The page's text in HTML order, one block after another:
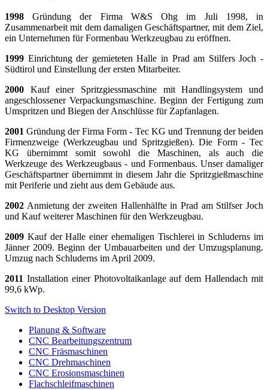
1998 Gründung der Firma W&S Ohg im Juli 1998, in
Zusammenarbeit mit dem damaligen Geschäftspartner, mit dem Ziel,
ein Unternehmen für Formenbau Werkzeugbau zu eröffnen.
1999 Einrichtung der gemieteten Halle in Prad am Stilfers Joch -
Südtirol und Einstellung der ersten Mitarbeiter.
2000 Kauf einer Spritzgiessmaschine mit Handlingsystem und
angeschlossener Verpackungsmaschine. Beginn der Fertigung zum
Umspritzen und Biegen der Anschlüsse für Zapfanlagen.
2001 Gründung der Firma Form - Tec KG und Trennung der beiden
Firmenzweige (Werkzeugbau und Spritzgießen). Die Form - Tec
KG übernimmt somit sowohl die Maschinen, als auch die
Werkzeuge des Werkzeugbaus - und Formenbaus. Unser damaliger
Geschäftspartner übernimmt in diesem Jahr die Spritzgießmaschine
mit Periferie und zieht aus dem Gebäude aus.
2002 Anmietung der zweiten Hallenhälfte in Prad am Stilfser Joch
und Kauf weiterer Maschinen für den Werkzeugbau.
2009 Kauf der Halle einer ehemaligen Tischlerei in Schluderns im
Jänner 2009. Beginn der Umbauarbeiten und der Umzugsplanung.
Umzug nach Schluderns im April 2009.
2011 Installation einer Photovoltaikanlage auf dem Hallendach mit
99,6 kWp.
Switch to Desktop Version
Planung & Software
CNC Bearbeitungszentrum
CNC Fräsmaschinen
CNC Drehmaschinen
CNC Erosionsmaschinen
Flachschleifmaschinen